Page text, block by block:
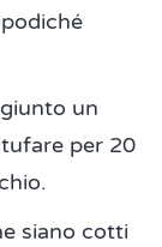
un
per 20
siano cotti